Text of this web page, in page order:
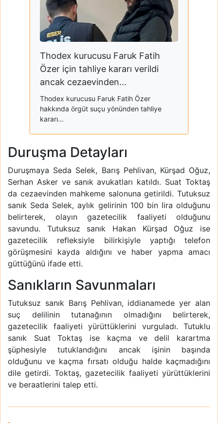
Thodex kurucusu Faruk Fatih
Özer için tahliye kararı verildi
ancak cezaevinden...
Thodex kurucusu Faruk Fatih Özer
hakkında örgüt suçu yönünden tahliye
kararı...
Duruşma Detayları
Duruşmaya Seda Selek, Barış Pehlivan, Kürşad Oğuz,
Serhan Asker ve sanık avukatları katıldı. Suat Toktaş
da cezaevinden mahkeme salonuna getirildi. Tutuksuz
sanık Seda Selek, aylık gelirinin 100 bin lira olduğunu
belirterek, olayın gazetecilik faaliyeti olduğunu
savundu. Tutuksuz sanık Hakan Kürşad Oğuz ise
gazetecilik refleksiyle bilirkişiyle yaptığı telefon
görüşmesini kayda aldığını ve haber yapma amacı
güttüğünü ifade etti.
Sanıkların Savunmaları
Tutuksuz sanık Barış Pehlivan, iddianamede yer alan
suç delilinin tutanağının olmadığını belirterek,
gazetecilik faaliyeti yürüttüklerini vurguladı. Tutuklu
sanık Suat Toktaş ise kaçma ve delil karartma
şüphesiyle tutuklandığını ancak işinin başında
olduğunu ve kaçma fırsatı olduğu halde kaçmadığını
dile getirdi. Toktaş, gazetecilik faaliyeti yürüttüklerini
ve beraatlerini talep etti.